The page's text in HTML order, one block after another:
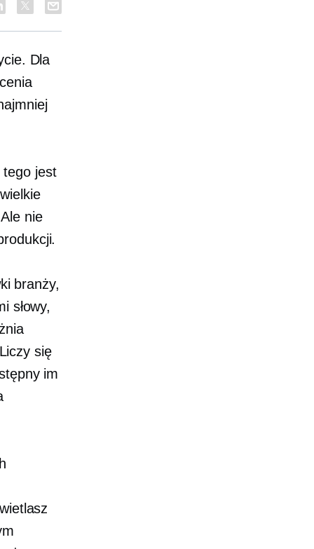
Dla
tego jest
nie
branży,
słowy,
się
im